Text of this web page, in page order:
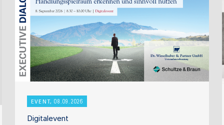
EVENT, 08.09.2026
Digitalevent